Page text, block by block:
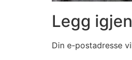
Legg
Din e-postadresse